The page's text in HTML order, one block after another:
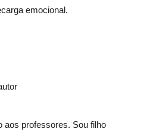
emocional.
aos professores. Sou filho